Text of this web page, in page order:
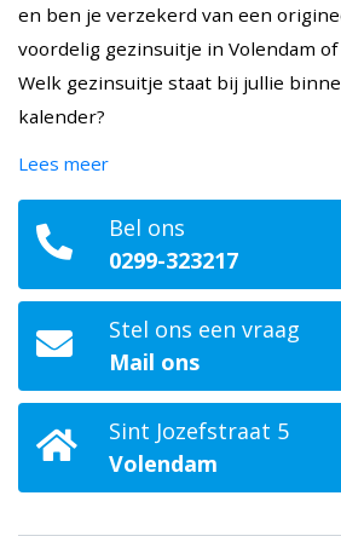
Bel ons
0299-323217
Stel ons een vraag
Mail ons
Sint Jozefstraat 5
Volendam
en ben je verzekerd van een
voordelig gezinsuitje in Volendam
Welk gezinsuitje staat bij jullie
kalender?
Lees meer